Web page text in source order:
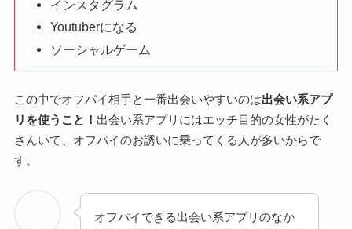
インスタグラム
Youtuberになる
ソーシャルゲーム
この中でオフパイ相手と一番出会いやすいのは出会い系アプ
リを使うこと！ 出会い系アプリにはエッチ目的の女性がたく
さんいて、オフパイのお誘いに乗ってくる人が多いからで
す。
オフパイできる出会い系アプリのなか